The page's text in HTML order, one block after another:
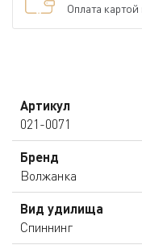
Оплата картой
Артикул
021-0071
Бренд
Волжанка
Вид удилища
Спиннинг